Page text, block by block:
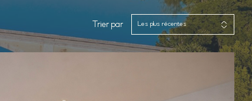
Trier par Les plus récentes